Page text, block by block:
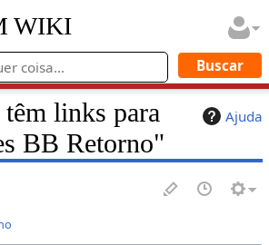
WIKI
Ajuda
têm links para
BB Retorno"